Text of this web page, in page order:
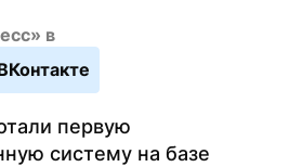
в
первую
систему на базе